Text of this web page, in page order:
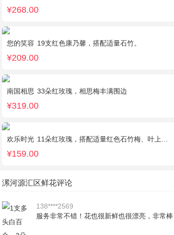
¥268.00
您的笑容 19支红色康乃馨，搭配适量石竹。
¥209.00
南国相思 33朵红玫瑰，相思梅丰满围边
¥319.00
欢乐时光 11朵红玫瑰，搭配适量红色石竹梅、叶上黄金间插。
¥159.00
漯河源汇区鲜花评论
138****2569
服务非常不错！花也很新鲜也很漂亮，非常棒